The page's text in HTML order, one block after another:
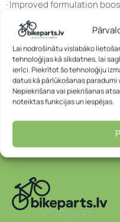
Lai nodrošinātu vislabāko
tehnoloģijas kā sīkdatnes, lai
ierīci. Piekrītot šo tehnoloģiju
datus kā pārlūkošanas
Nepiekrišana vai piekrišanas
noteiktas funkcijas un iespējas.
· Improved formulation
· Updated texture
Thickness: 3.5 mm
Length: 235 cm
Weight: 89 g
Color: Neon Yellow